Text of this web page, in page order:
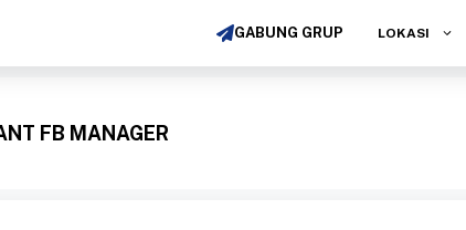
GABUNG GRUP LOKASI
FB MANAGER